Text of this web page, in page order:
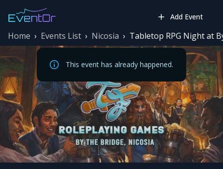
Add Event
This event has already happened.
Home › Events List › Nicosia › Tabletop RPG Night at